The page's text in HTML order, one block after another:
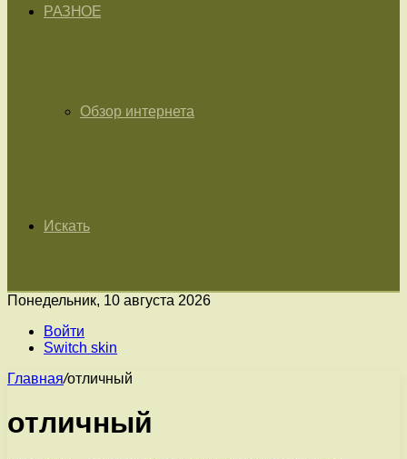
РАЗНОЕ
Обзор интернета
Искать
Понедельник, 10 августа 2026
Войти
Switch skin
Главная/отличный
отличный